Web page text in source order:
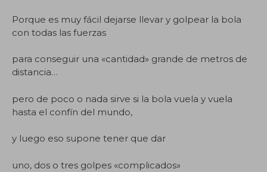
Porque es muy fácil dejarse llevar y golpear la bola
con todas las fuerzas
para conseguir una «cantidad» grande de metros de
distancia…
pero de poco o nada sirve si la bola vuela y vuela
hasta el confín del mundo,
y luego eso supone tener que dar
uno, dos o tres golpes «complicados»